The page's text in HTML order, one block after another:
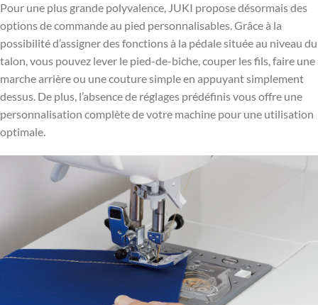
Pour une plus grande polyvalence, JUKI propose désormais des
options de commande au pied personnalisables. Grâce à la
possibilité d’assigner des fonctions à la pédale située au niveau du
talon, vous pouvez lever le pied-de-biche, couper les fils, faire une
marche arrière ou une couture simple en appuyant simplement
dessus. De plus, l’absence de réglages prédéfinis vous offre une
personnalisation complète de votre machine pour une utilisation
optimale.